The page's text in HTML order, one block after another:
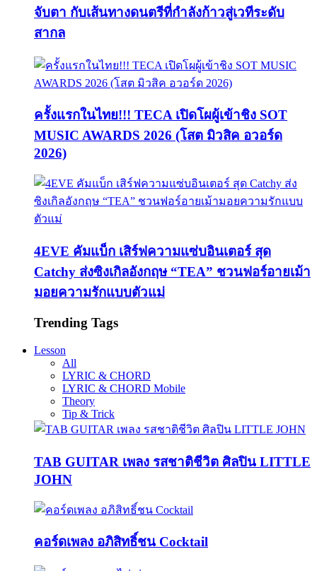
จับตา กับเส้นทางดนตรีที่กำลังก้าวสู่เวทีระดับ
สากล
ครั้งแรกในไทย!!! TECA เปิดโผผู้เข้าชิง SOT
MUSIC AWARDS 2026 (โสต มิวสิค อวอร์ด
2026)
4EVE คัมแบ็ก เสิร์ฟความแซ่บอินเตอร์ สุด
Catchy ส่งซิงเกิลอังกฤษ “TEA” ชวนฟอร์อายเม้า
มอยความรักแบบตัวแม่
Trending Tags
Lesson
All
LYRIC & CHORD
LYRIC & CHORD Mobile
Theory
Tip & Trick
TAB GUITAR เพลง รสชาติชีวิต ศิลปิน LITTLE
JOHN
คอร์ดเพลง อภิสิทธิ์ชน Cocktail